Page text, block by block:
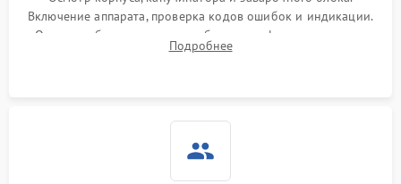
Включение аппарата, проверка кодов ошибок и индикации.
Оценка работы помпы, термоблока и кофемолки на слух.
Измерение температуры и давления воды для выявления
Подробнее